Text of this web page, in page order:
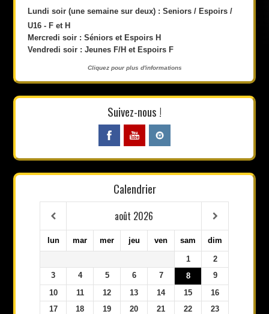
Lundi soir (une semaine sur deux) : Seniors / Espoirs /
U16 - F et H
Mercredi soir : Séniors et Espoirs H
Vendredi soir : Jeunes F/H et Espoirs F
Cliquez pour plus d'informations
Suivez-nous !
Calendrier
août 2026
lun mar mer jeu ven sam dim
1
2
3
4 5 6 7 8
9
10
11 12 13 14 15
16
17
18 19 20 21 22
23